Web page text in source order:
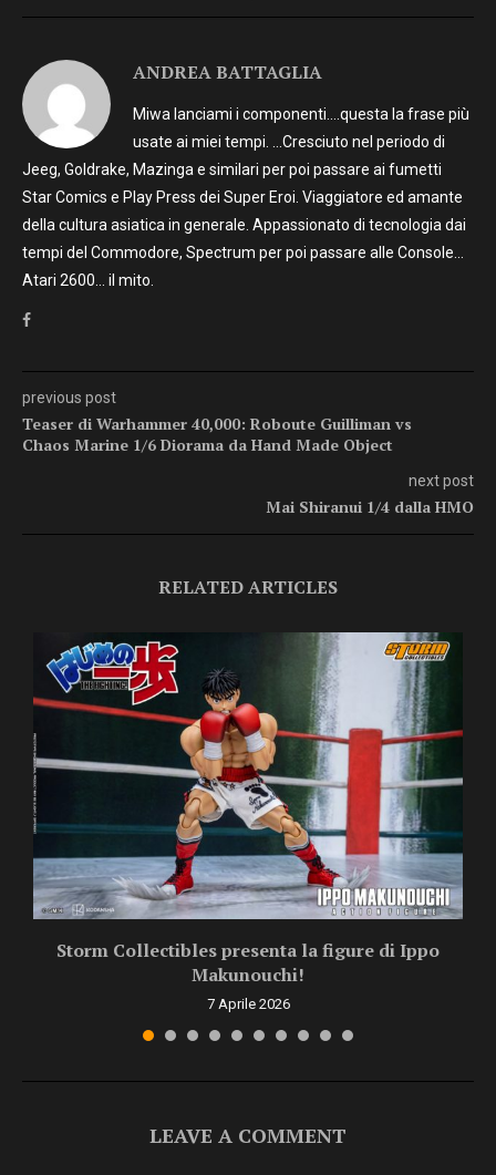
ANDREA BATTAGLIA
Miwa lanciami i componenti….questa la frase più
usate ai miei tempi. …Cresciuto nel periodo di
Jeeg, Goldrake, Mazinga e similari per poi passare ai fumetti
Star Comics e Play Press dei Super Eroi. Viaggiatore ed amante
della cultura asiatica in generale. Appassionato di tecnologia dai
tempi del Commodore, Spectrum per poi passare alle Console…
Atari 2600… il mito.
previous post
Teaser di Warhammer 40,000: Roboute Guilliman vs
Chaos Marine 1/6 Diorama da Hand Made Object
next post
Mai Shiranui 1/4 dalla HMO
RELATED ARTICLES
Storm Collectibles presenta la figure di Ippo
Makunouchi!
7 Aprile 2026
LEAVE A COMMENT